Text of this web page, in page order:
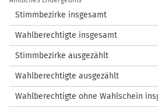
Stimmbezirke insgesamt
Wahlberechtigte insgesamt
Stimmbezirke ausgezählt
Wahlberechtigte ausgezählt
Wahlberechtigte ohne Wahlschein